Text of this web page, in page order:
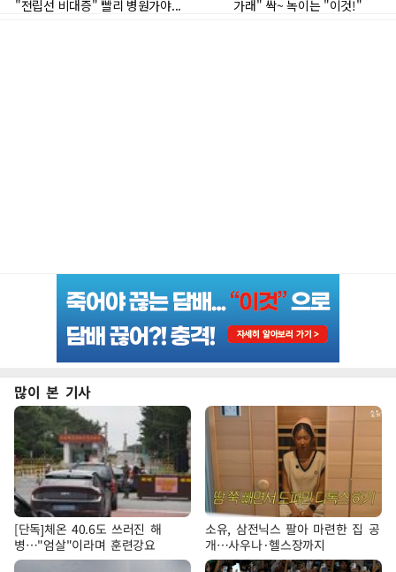
많이 본 기사
[단독]체온 40.6도 쓰러진 해
병…"엄살"이라며 훈련강요
소유, 삼전닉스 팔아 마련한 집 공
개…사우나·헬스장까지